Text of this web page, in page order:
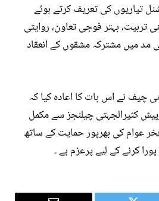
تیاریوں کی تعریف کرتے ہوئے
بہتر فوجی تعاون، روایتی
مد میں مشترکہ مشقوں کے انعقاد
چیف نے اس بات کا اعادہ کیا کہ
کثیرالجہتی چیلنجز سے مکمل
عوام کی بھرپور حمایت کے ساتھ
کرنے کے لیے پرعزم ہے ۔